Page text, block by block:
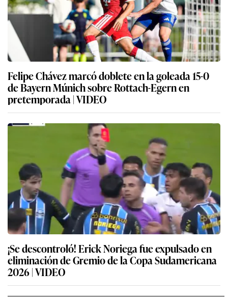
Felipe Chávez marcó doblete en la goleada 15-0
de Bayern Múnich sobre Rottach-Egern en
pretemporada | VIDEO
¡Se descontroló! Erick Noriega fue expulsado en
eliminación de Gremio de la Copa Sudamericana
2026 | VIDEO